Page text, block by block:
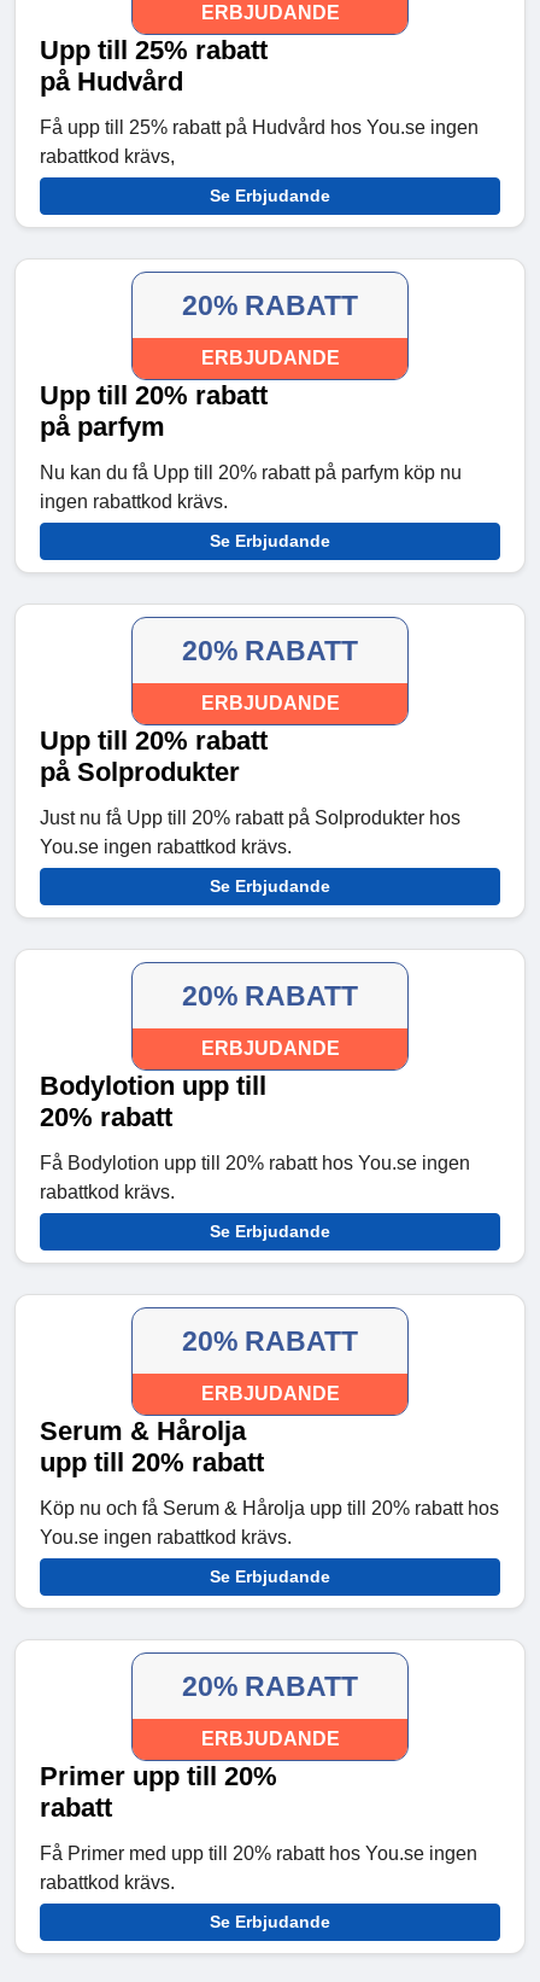
ERBJUDANDE
Upp till 25% rabatt
på Hudvård
Få upp till 25% rabatt på Hudvård hos You.se ingen
rabattkod krävs,
Se Erbjudande
20% RABATT
ERBJUDANDE
Upp till 20% rabatt
på parfym
Nu kan du få Upp till 20% rabatt på parfym köp nu
ingen rabattkod krävs.
Se Erbjudande
20% RABATT
ERBJUDANDE
Upp till 20% rabatt
på Solprodukter
Just nu få Upp till 20% rabatt på Solprodukter hos
You.se ingen rabattkod krävs.
Se Erbjudande
20% RABATT
ERBJUDANDE
Bodylotion upp till
20% rabatt
Få Bodylotion upp till 20% rabatt hos You.se ingen
rabattkod krävs.
Se Erbjudande
20% RABATT
ERBJUDANDE
Serum & Hårolja
upp till 20% rabatt
Köp nu och få Serum & Hårolja upp till 20% rabatt hos
You.se ingen rabattkod krävs.
Se Erbjudande
20% RABATT
ERBJUDANDE
Primer upp till 20%
rabatt
Få Primer med upp till 20% rabatt hos You.se ingen
rabattkod krävs.
Se Erbjudande